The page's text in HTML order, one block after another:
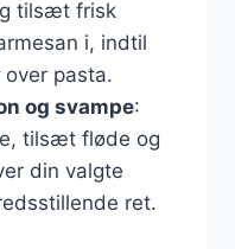
tilsæt frisk
i, indtil
pasta.
og svampe:
tilsæt fløde og
din valgte
ret.